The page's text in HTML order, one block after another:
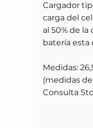
Cargador
carga del
al 50% de la
batería esta
Medidas:
(medidas
Consulta